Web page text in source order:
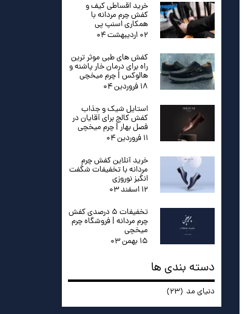
خرید اقساطی کیف و
کفش چرم مردانه با
همکاری اسنپ پی
۰۲ اردیبهشت ۰۴
کفش های طبی موثر ترین
راه برای درمان خار پاشنه و
هالوکس | چرم میخچی
۱۸ فروردین ۰۴
استایل شیک و جذاب
کفش کالج برای آقایان در
فصل بهار | چرم میخچی
۱۱ فروردین ۰۴
خرید آنلاین کفش چرم
مردانه با تخفیفات شگفت
انگیز نوروزی
۱۲ اسفند ۰۳
تخفیفات ۵ درصدی کفش
چرم مردانه | فروشگاه چرم
میخچی
۱۵ بهمن ۰۳
دسته بندی ها
دنیای مد (۲۳)